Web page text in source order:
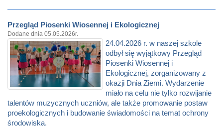
Przegląd Piosenki Wiosennej i Ekologicznej
Dodane dnia 05.05.2026r.
24.04.2026 r. w naszej szkole
odbył się wyjątkowy Przegląd
Piosenki Wiosennej i
Ekologicznej, zorganizowany z
okazji Dnia Ziemi. Wydarzenie
miało na celu nie tylko rozwijanie
talentów muzycznych uczniów, ale także promowanie postaw
proekologicznych i budowanie świadomości na temat ochrony
środowiska.